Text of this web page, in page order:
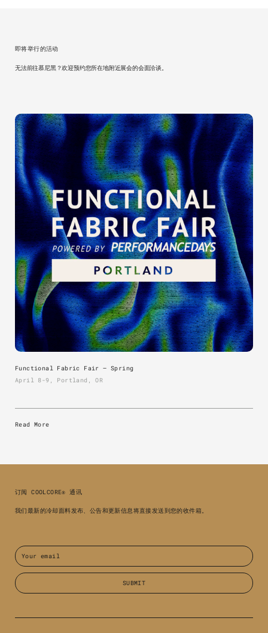
即将举行的活动
无法前往慕尼黑？欢迎预约您所在地附近展会的会面洽谈。
Functional Fabric Fair — Spring
April 8-9, Portland, OR
Read More
订阅 COOLCORE® 通讯
我们最新的冷却面料发布、公告和更新信息将直接发送到您的收件箱。
Email
SUBMIT